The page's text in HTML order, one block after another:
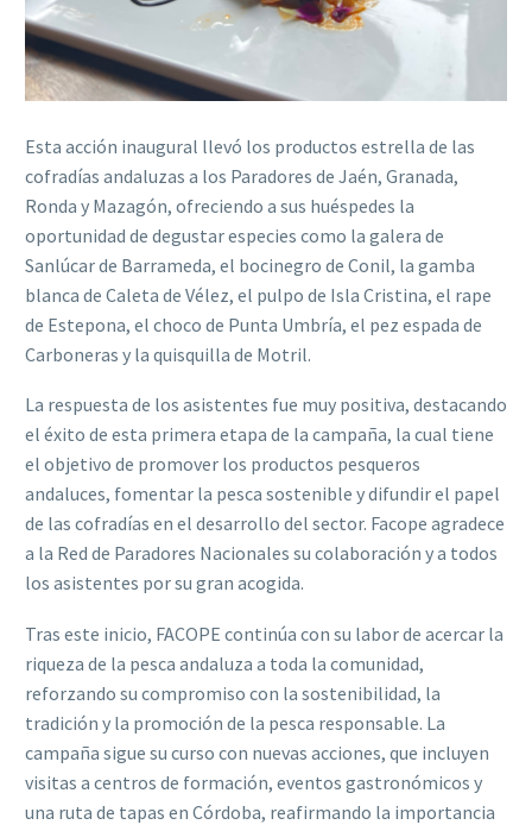
Esta acción inaugural llevó los productos estrella de las
cofradías andaluzas a los Paradores de Jaén, Granada,
Ronda y Mazagón, ofreciendo a sus huéspedes la
oportunidad de degustar especies como la galera de
Sanlúcar de Barrameda, el bocinegro de Conil, la gamba
blanca de Caleta de Vélez, el pulpo de Isla Cristina, el rape
de Estepona, el choco de Punta Umbría, el pez espada de
Carboneras y la quisquilla de Motril.
La respuesta de los asistentes fue muy positiva, destacando
el éxito de esta primera etapa de la campaña, la cual tiene
el objetivo de promover los productos pesqueros
andaluces, fomentar la pesca sostenible y difundir el papel
de las cofradías en el desarrollo del sector. Facope agradece
a la Red de Paradores Nacionales su colaboración y a todos
los asistentes por su gran acogida.
Tras este inicio, FACOPE continúa con su labor de acercar la
riqueza de la pesca andaluza a toda la comunidad,
reforzando su compromiso con la sostenibilidad, la
tradición y la promoción de la pesca responsable. La
campaña sigue su curso con nuevas acciones, que incluyen
visitas a centros de formación, eventos gastronómicos y
una ruta de tapas en Córdoba, reafirmando la importancia